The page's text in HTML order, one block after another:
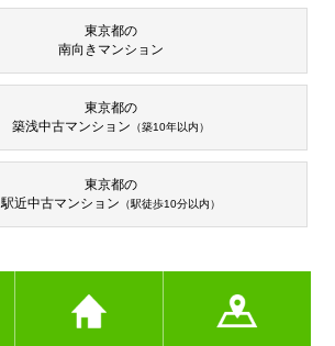
東京都の
南向き マンション
東京都の
築浅中古マンション （築10年以内）
東京都の
駅近中古マンション （駅徒歩10分以内）